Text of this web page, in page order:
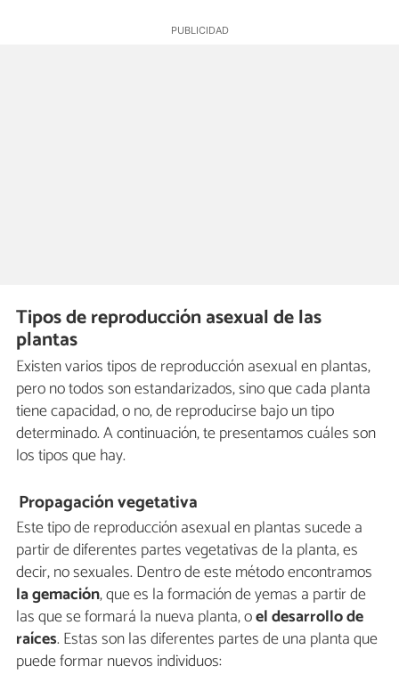
Tipos de reproducción asexual de las
plantas
Existen varios tipos de reproducción asexual en plantas,
pero no todos son estandarizados, sino que cada planta
tiene capacidad, o no, de reproducirse bajo un tipo
determinado. A continuación, te presentamos cuáles son
los tipos que hay.
Propagaciónvegetativa
Este tipo de reproducción asexual en plantas sucede a
partir de diferentes partes vegetativas de la planta, es
decir, no sexuales. Dentro de este método encontramos
la gemación, que es la formación de yemas a partir de
las que se formará la nueva planta, oel desarrollo de
raíces. Estas son las diferentes partes de una planta que
puede formar nuevos individuos: